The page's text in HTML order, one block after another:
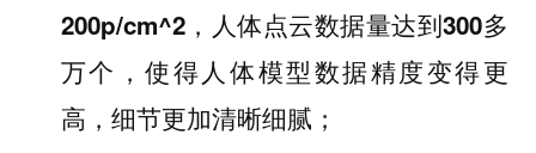
200p/cm^2，人体点云数据量达到300多
万个，使得人体模型数据精度变得更
高，细节更加清晰细腻；